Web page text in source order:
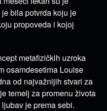
bila potvrda koju je
propoveda i kojoj
metafizičkih uzroka
osamdesetima Louise
od najvažnijih stvari za
temelj za promenu života
je prema sebi.